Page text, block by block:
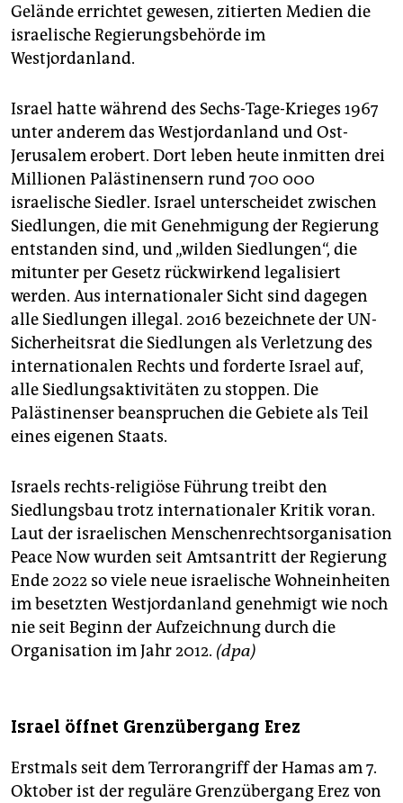
Gelände errichtet gewesen, zitierten Medien die
israelische Regierungsbehörde im
Westjordanland.
Israel hatte während des Sechs-Tage-Krieges 1967
unter anderem das Westjordanland und Ost-
Jerusalem erobert. Dort leben heute inmitten drei
Millionen Palästinensern rund 700 000
israelische Siedler. Israel unterscheidet zwischen
Siedlungen, die mit Genehmigung der Regierung
entstanden sind, und „wilden Siedlungen“, die
mitunter per Gesetz rückwirkend legalisiert
werden. Aus internationaler Sicht sind dagegen
alle Siedlungen illegal. 2016 bezeichnete der UN-
Sicherheitsrat die Siedlungen als Verletzung des
internationalen Rechts und forderte Israel auf,
alle Siedlungsaktivitäten zu stoppen. Die
Palästinenser beanspruchen die Gebiete als Teil
eines eigenen Staats.
Israels rechts-religiöse Führung treibt den
Siedlungsbau trotz internationaler Kritik voran.
Laut der israelischen Menschenrechtsorganisation
Peace Now wurden seit Amtsantritt der Regierung
Ende 2022 so viele neue israelische Wohneinheiten
im besetzten Westjordanland genehmigt wie noch
nie seit Beginn der Aufzeichnung durch die
Organisation im Jahr 2012. (dpa)
Israel öffnet Grenzübergang Erez
Erstmals seit dem Terrorangriff der Hamas am 7.
Oktober ist der reguläre Grenzübergang Erez von